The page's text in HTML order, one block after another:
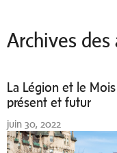
Archives des
La Légion et le
présent et futur
juin 30, 2022